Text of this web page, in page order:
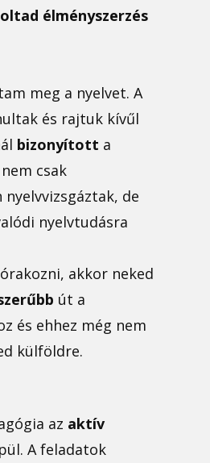
élményszerzés
meg a nyelvet. A
és rajtuk kívűl
bizonyított a
csak
nyelvvizsgáztak, de
nyelvtudásra
akkor neked
út a
és ehhez még nem
külföldre.
az aktív
A feladatok